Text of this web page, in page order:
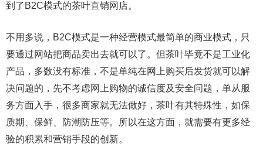
到了B2C模式的茶叶直销网店。
不用多说，B2C模式是一种经营模式最简单的商业模式，只
要通过网站把商品卖出去就可以了。但茶叶毕竟不是工业化
产品，多数没有标准，不是单纯在网上购买后发货就可以解
决问题的，先不考虑网上购物的诚信度及安全问题，单从服
务方面入手，很多商家就无法做好，茶叶有其特殊性，如保
质期、保鲜、防潮防压等。所以在这方面，就需要有更多经
验的积累和营销手段的创新。